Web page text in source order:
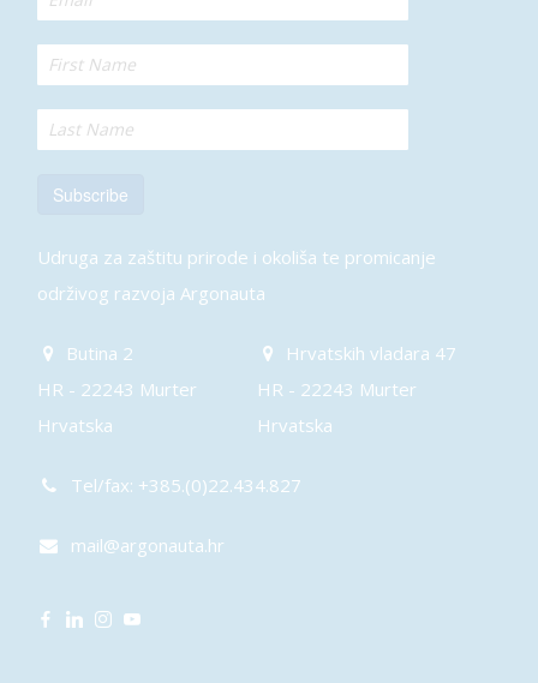
Subscribe
Udruga za zaštitu prirode i okoliša te promicanje
održivog razvoja Argonauta
Butina 2
HR - 22243 Murter
Hrvatska
Hrvatskih vladara 47
HR - 22243 Murter
Hrvatska
Tel/fax: +385.(0)22.434.827
mail@argonauta.hr